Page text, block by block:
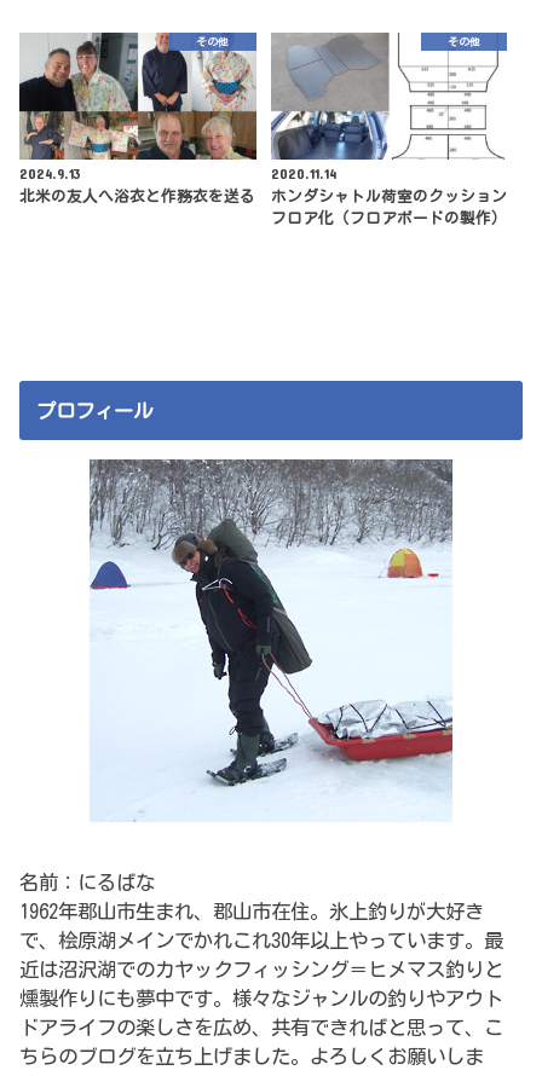
その他
2024.9.13
北米の友人へ浴衣と作務衣を送る
その他
2020.11.14
ホンダシャトル荷室のクッション
フロア化（フロアボードの製作）
プロフィール
名前：にるばな
1962年郡山市生まれ、郡山市在住。氷上釣りが大好き
で、桧原湖メインでかれこれ30年以上やっています。最
近は沼沢湖でのカヤックフィッシング＝ヒメマス釣りと
燻製作りにも夢中です。様々なジャンルの釣りやアウト
ドアライフの楽しさを広め、共有できればと思って、こ
ちらのブログを立ち上げました。よろしくお願いしま